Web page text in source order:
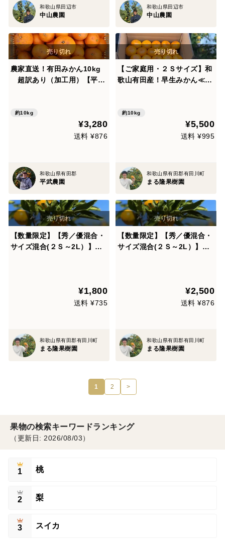
和歌山県田辺市
中山農園
和歌山県田辺市
中山農園
農家直送！有田みかん10kg
超訳あり（加工用）【平武
約10kg
¥3,280
送料 ¥876
和歌山県有田郡
平武農園
【ご家庭用・２Ｓサイズ】和
歌山有田産！早生みかん≪10
約10kg
¥5,500
送料 ¥995
和歌山県有田郡有田川町
まる隆果樹園
【数量限定】【秀／優混合・
サイズ混合(２Ｓ～2L）】≪3
¥1,800
送料 ¥735
和歌山県有田郡有田川町
まる隆果樹園
【数量限定】【秀／優混合・
サイズ混合(２Ｓ～2L）】≪5
¥2,500
送料 ¥876
和歌山県有田郡有田川町
まる隆果樹園
1 2 >
果物の検索キーワードランキング
（更新日: 2026/08/03）
1 桃
2 梨
3 スイカ